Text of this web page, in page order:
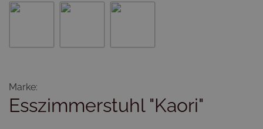
Marke:
Esszimmerstuhl "Kaori"